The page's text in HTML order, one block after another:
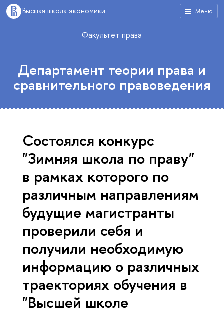
Меню
Высшая школа экономики
Факультет права
Департамент теории права и
сравнительного правоведения
Состоялся конкурс
"Зимняя школа по праву"
в рамках которого по
различным направлениям
будущие магистранты
проверили себя и
получили необходимую
информацию о различных
траекториях обучения в
"Высшей школе